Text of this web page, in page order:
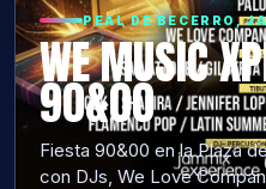
PEAL DE BECERRO,
WE MUSIC
90&00
Fiesta 90&00 en la Plaza
con DJs, We Love